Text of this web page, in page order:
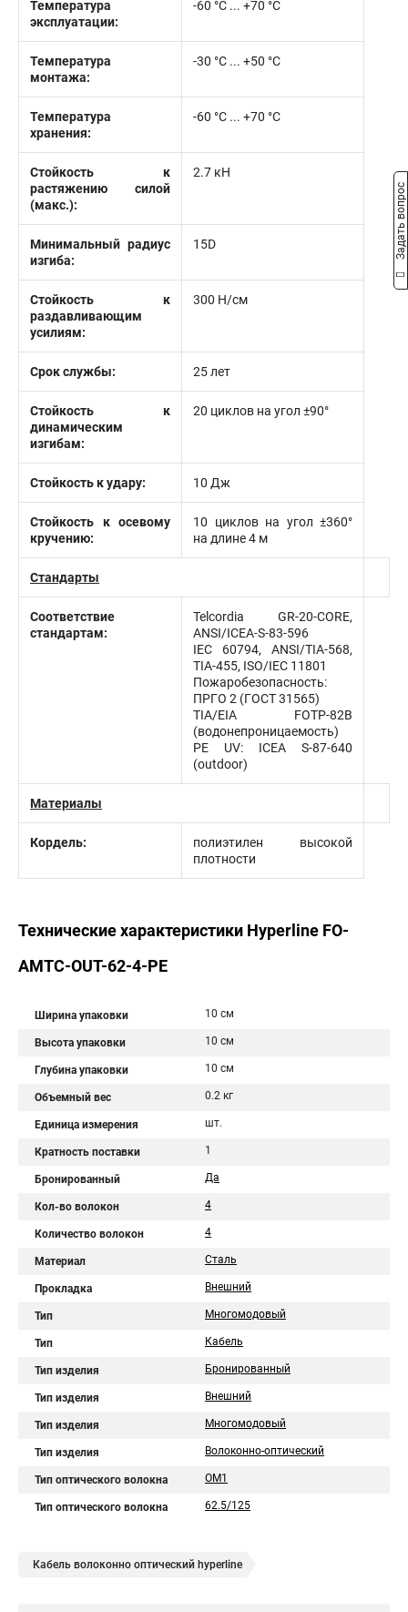
Температура
эксплуатации:
-60 °С ... +70 °С
Температура
монтажа:
-30 °С ... +50 °С
Температура
хранения:
-60 °C ... +70 °C
Стойкость к
растяжению силой
(макс.):
2.7 кН
Минимальный радиус
изгиба:
15D
Стойкость к
раздавливающим
усилиям:
300 Н/см
Срок службы: 25 лет
Стойкость к
динамическим
изгибам:
20 циклов на угол ±90°
Стойкость к удару: 10 Дж
Стойкость к осевому
кручению:
10 циклов на угол ±360°
на длине 4 м
Стандарты
Соответствие
стандартам:
Telcordia GR-20-CORE,
ANSI/ICEA-S-83-596
IEC 60794, ANSI/TIA-568,
TIA-455, ISO/IEC 11801
Пожаробезопасность:
ПРГО 2 (ГОСТ 31565)
TIA/EIA FOTP-82В
(водонепроницаемость)
PE UV: ICEA S-87-640
(outdoor)
Материалы
Кордель:
полиэтилен высокой
плотности
Технические характеристики Hyperline FO-
AMTC-OUT-62-4-PE
Ширина упаковки 10 см
Высота упаковки 10 см
Глубина упаковки 10 см
Объемный вес 0.2 кг
Единица измерения шт.
Кратность поставки 1
Бронированный Да
Кол-во волокон 4
Количество волокон 4
Материал Сталь
Прокладка Внешний
Тип Многомодовый
Тип Кабель
Тип изделия Бронированный
Тип изделия Внешний
Тип изделия Многомодовый
Тип изделия Волоконно-оптический
Тип оптического волокна OM1
Тип оптического волокна 62.5/125
Кабель волоконно оптический hyperline
Задать вопрос